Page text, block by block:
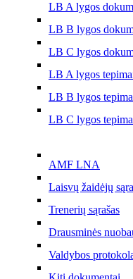
LB A lygos
LB B lygos
LB C lygos
LB A lygos
LB B lygos
LB C lygos
AMF LNA
Laisvų žaidėjų
Trenerių sąrašas
Drausminės
Valdybos